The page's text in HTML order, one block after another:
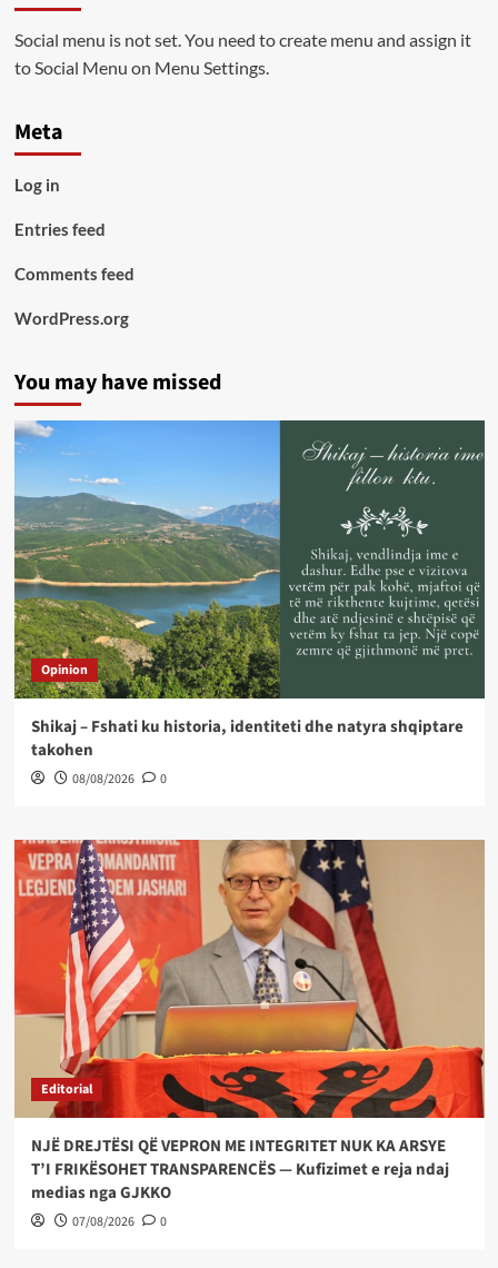
Social menu is not set. You need to create menu and assign it
to Social Menu on Menu Settings.
Meta
Log in
Entries feed
Comments feed
WordPress.org
You may have missed
Opinion
Shikaj – Fshati ku historia, identiteti dhe natyra shqiptare
takohen
08/08/2026 0
Editorial
NJË DREJTËSI QË VEPRON ME INTEGRITET NUK KA ARSYE
T’I FRIKËSOHET TRANSPARENCËS — Kufizimet e reja ndaj
medias nga GJKKO
07/08/2026 0